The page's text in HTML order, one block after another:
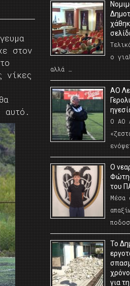
στον
νίκες
αυτό.
ο
αλλά …
ΑΟ
Ο ΑΟ
O
του
Μέσα
Το
για